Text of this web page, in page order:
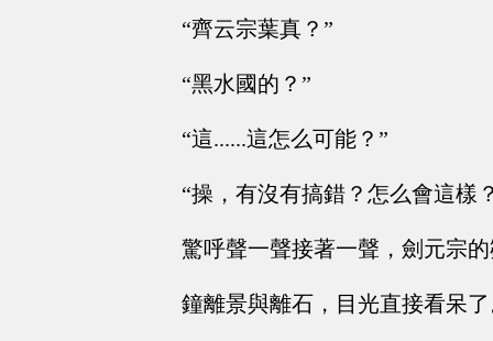
“齊云宗葉真？”
“黑水國的？”
“這......這怎么可能？”
“操，有沒有搞錯？怎么會這樣
驚呼聲一聲接著一聲，劍元宗
鐘離景與離石，目光直接看呆